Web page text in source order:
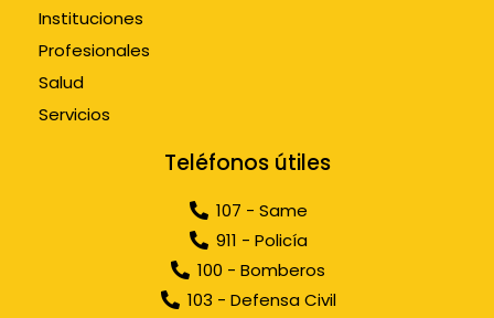
Instituciones
Profesionales
Salud
Servicios
Teléfonos útiles
107 - Same
911 - Policía
100 - Bomberos
103 - Defensa Civil